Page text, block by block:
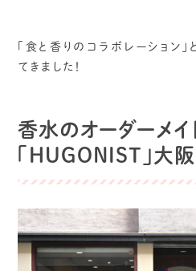
「食と香りのコラボレーション
てきました！
香水のオーダーメ
「HUGONIST」大